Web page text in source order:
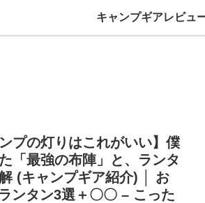
プの灯りはこれがいい】僕
「最強の布陣」と、ランタ
(キャンプギア紹介) │ お
ンタン3選＋〇〇 – こった
キャンプギアレビュ